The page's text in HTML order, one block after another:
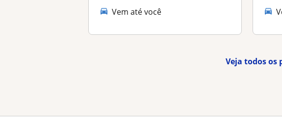
Vem até você
Veja todos os